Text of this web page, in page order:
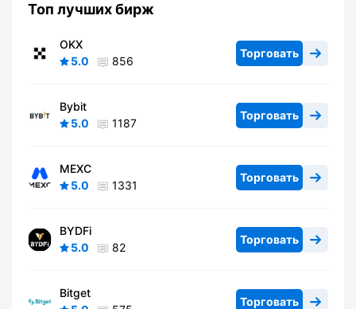
Топ лучших бирж
OKX
5.0
856
Торговать
Bybit
5.0
1187
Торговать
MEXC
5.0
1331
Торговать
BYDFi
5.0
82
Торговать
Bitget
Торговать